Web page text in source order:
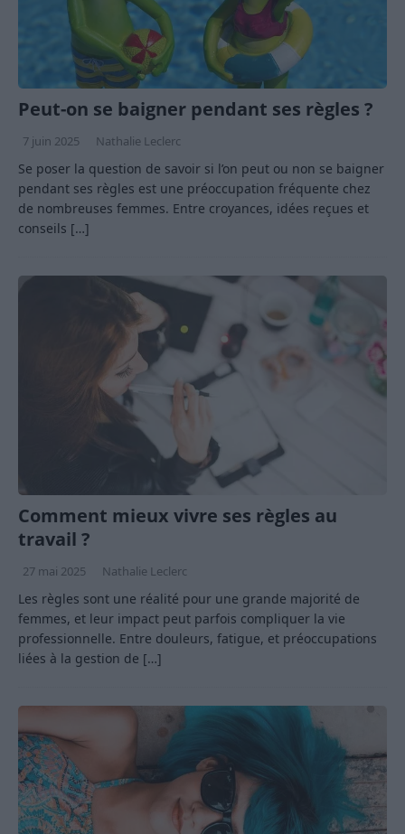
Peut-on se baigner pendant ses règles ?
7 juin 2025 Nathalie Leclerc
Se poser la question de savoir si l’on peut ou non se baigner
pendant ses règles est une préoccupation fréquente chez
de nombreuses femmes. Entre croyances, idées reçues et
conseils […]
Comment mieux vivre ses règles au
travail ?
27 mai 2025 Nathalie Leclerc
Les règles sont une réalité pour une grande majorité de
femmes, et leur impact peut parfois compliquer la vie
professionnelle. Entre douleurs, fatigue, et préoccupations
liées à la gestion de […]